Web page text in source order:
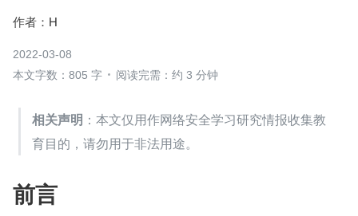
作者： H
2022-03-08
本文字数：805 字
阅读完需：约 3 分钟
相关声明 ：本文仅用作网络安全学习研究情报收集教
育目的，请勿用于非法用途。
前言